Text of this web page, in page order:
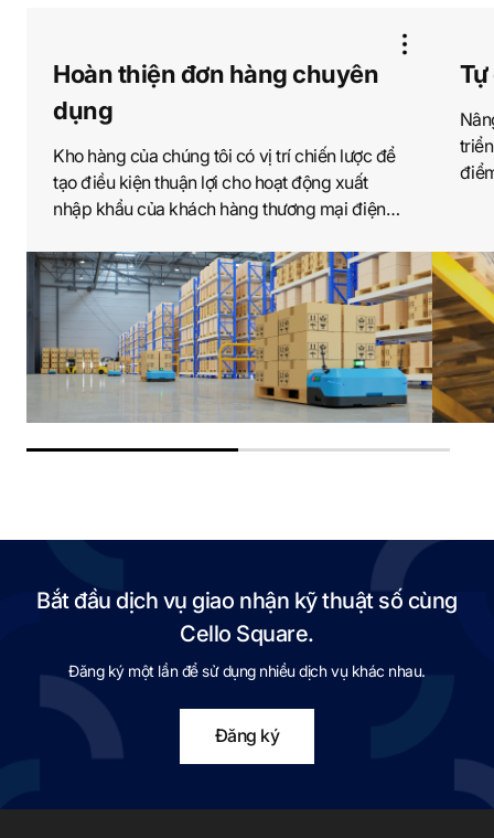
Hoàn thiện đơn hàng chuyên
dụng
Kho hàng của chúng tôi có vị trí chiến lược để
tạo điều kiện thuận lợi cho hoạt động xuất
nhập khẩu của khách hàng thương mại điện
공
Bắt đầu dịch vụ giao nhận kỹ thuật số cùng
Cello Square.
Đăng ký một lần để sử dụng nhiều dịch vụ khác nhau.
Đăng ký